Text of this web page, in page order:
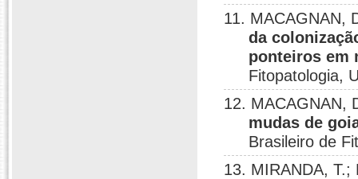
11. MACAGNAN,
da
ponteiros em
Fitopatologia,
12. MACAGNAN,
mudas de
Brasileiro de
13. MIRANDA,